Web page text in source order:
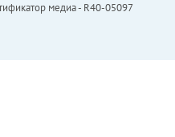
медиа - R40-05097